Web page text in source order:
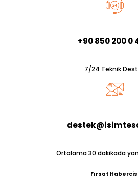
+90 850 200 0
7/24 Teknik
Ortalama 30 dakikada
Fırsat